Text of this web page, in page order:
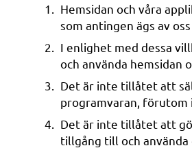
Hemsidan och våra
som antingen ägs av
I enlighet med dessa
och använda hemsidan
Det är inte tillåtet att
programvaran,
Det är inte tillåtet att
tillgång till och